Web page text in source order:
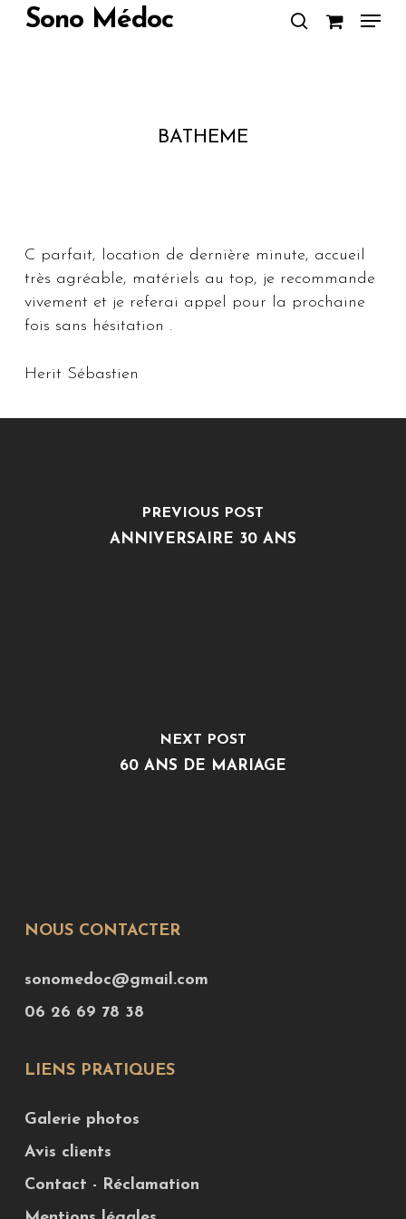
SkipSono Médoc Menu
BATHEME
C parfait, location de dernière minute, accueil
très agréable, matériels au top, je recommande
vivement et je referai appel pour la prochaine
fois sans hésitation .
Herit Sébastien
PREVIOUS POST
ANNIVERSAIRE 30 ANS
NEXT POST
60 ANS DE MARIAGE
NOUS CONTACTER
sonomedoc@gmail.com
06 26 69 78 38
LIENS PRATIQUES
Galerie photos
Avis clients
Contact - Réclamation